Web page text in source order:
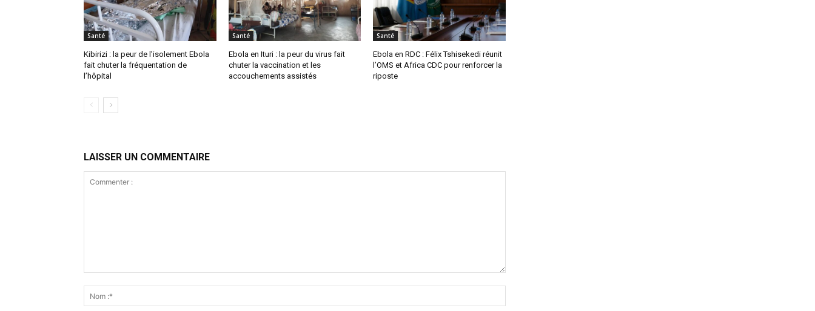
Santé
Kibirizi : la peur de l’isolement Ebola
fait chuter la fréquentation de
l’hôpital
Santé
Ebola en Ituri : la peur du virus fait
chuter la vaccination et les
accouchements assistés
Santé
Ebola en RDC : Félix Tshisekedi réunit
l’OMS et Africa CDC pour renforcer la
riposte
LAISSER UN COMMENTAIRE
:*